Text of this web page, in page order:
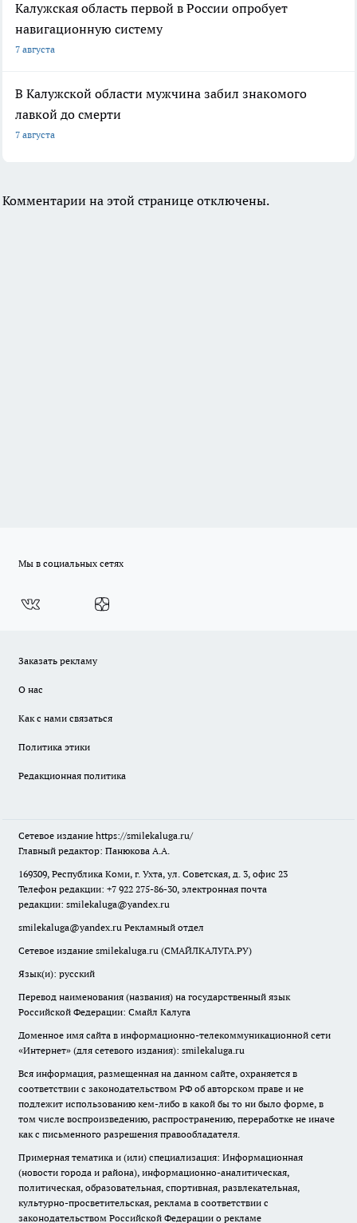
Калужская область первой в России опробует
навигационную систему
7 августа
В Калужской области мужчина забил знакомого
лавкой до смерти
7 августа
Комментарии на этой странице отключены.
Мы в социальных сетях
Заказать рекламу
О нас
Как с нами связаться
Политика этики
Редакционная политика
Сетевое издание https://smilekaluga.ru/
Главный редактор: Панюкова А.А.
169309, Республика Коми, г. Ухта, ул. Советская, д. 3, офис 23
Телефон редакции: +7 922 275-86-30, электронная почта
редакции: smilekaluga@yandex.ru
smilekaluga@yandex.ru Рекламный отдел
Сетевое издание smilekaluga.ru (СМАЙЛКАЛУГА.РУ)
Язык(и): русский
Перевод наименования (названия) на государственный язык
Российской Федерации: Смайл Калуга
Доменное имя сайта в информационно-телекоммуникационной сети
«Интернет» (для сетевого издания): smilekaluga.ru
Вся информация, размещенная на данном сайте, охраняется в
соответствии с законодательством РФ об авторском праве и не
подлежит использованию кем-либо в какой бы то ни было форме, в
том числе воспроизведению, распространению, переработке не иначе
как с письменного разрешения правообладателя.
Примерная тематика и (или) специализация: Информационная
(новости города и района), информационно-аналитическая,
политическая, образовательная, спортивная, развлекательная,
культурно-просветительская, реклама в соответствии с
законодательством Российской Федерации о рекламе